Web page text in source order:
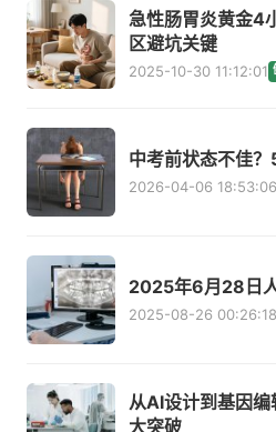
急性肠胃炎黄金4
区避坑关键
2025-10-30 11:12:01
中考前状态不佳
2026-04-06 18:53:06
2025年6月28日
2025-08-26 00:26:18
从AI设计到基因
大突破